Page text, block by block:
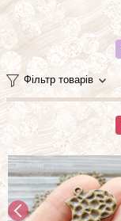
Фільтр товарів